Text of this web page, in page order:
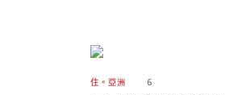
住。亞洲 6